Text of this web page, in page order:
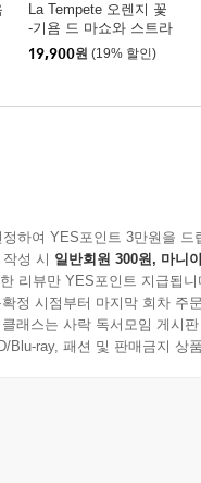
La Tempete 오렌지 꽃
-기욤 드 마쇼와 스트라
빈스키의 미사 (Azahar
- Guillaume de Machau
트, 시몽-피에르 베스티
19,900원 (19% 할인)
하여 YES포인트 3만원을 드
성 시 일반회원 300원, 마니
리뷰만 YES포인트 지급됩니
정 시점부터 마지막 회차 주
래스는 사락 독서모임 게시
Blu-ray, 패션 및 판매금지 상